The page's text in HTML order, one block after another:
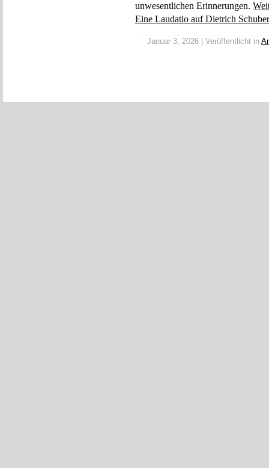
unwesentlichen Erinnerungen.
Eine Laudatio auf Dietrich
Januar 3, 2026 | Veröffentlicht in